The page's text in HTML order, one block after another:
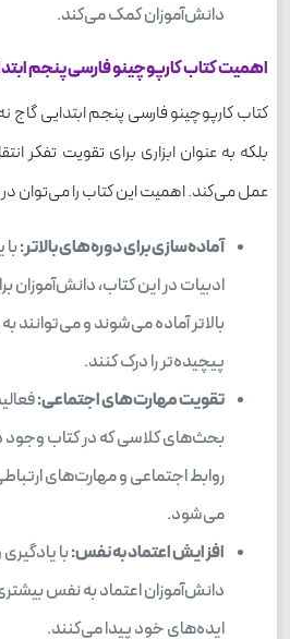
دانش‌آموزان کمک می‌کند.
اهمیت کتاب کارپوچینو فارسی پنجم
کتاب کارپوچینو فارسی پنجم ابتدایی
بلکه به عنوان ابزاری برای تقویت تفکر
عمل می‌کند. اهمیت این کتاب را می‌توان
آماده‌سازی برای دوره‌های بالاتر:
ادبیات در این کتاب، دانش‌آموزان
بالاتر آماده می‌شوند و می‌توانند
پیچیده‌تر را درک کنند.
تقویت مهارت‌های اجتماعی:
بحث‌های کلاسی که در کتاب وجود
روابط اجتماعی و مهارت‌های
می‌شود.
افزایش اعتماد به نفس:با
دانش‌آموزان اعتماد به نفس
ایده‌های خود پیدا می‌کنند.